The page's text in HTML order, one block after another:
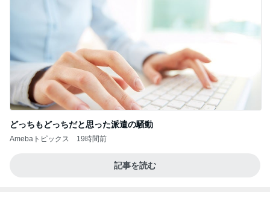
どっちもどっちだと思った派遣の騒動
Amebaトピックス 19時間前
記事を読む